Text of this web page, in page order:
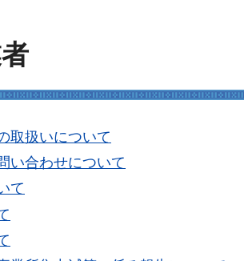
取扱いについて
い合わせについて
て